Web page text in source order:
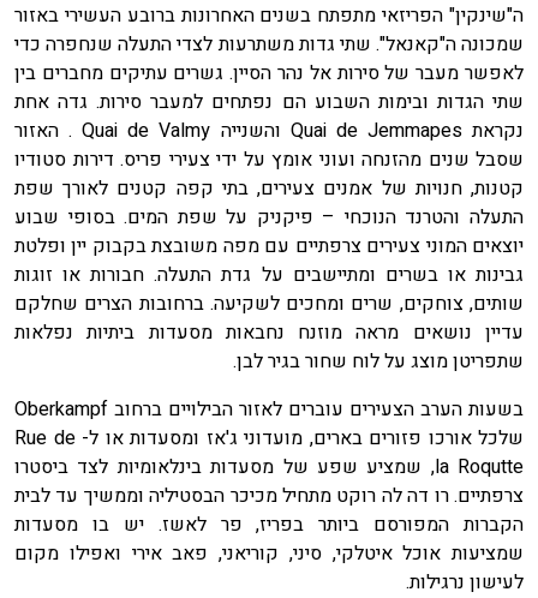
ה"שינקין" הפריזאי מתפתח בשנים האחרונות ברובע העשירי באזור
שמכונה ה"קאנאל". שתי גדות משתרעות לצדי התעלה שנחפרה כדי
לאפשר מעבר של סירות אל נהר הסיין. גשרים עתיקים מחברים בין
שתי הגדות ובימות השבוע הם נפתחים למעבר סירות. גדה אחת
נקראת Quai de Jemmapes והשנייה Quai de Valmy . האזור
שסבל שנים מהזנחה ועוני אומץ על ידי צעירי פריס. דירות סטודיו
קטנות, חנויות של אמנים צעירים, בתי קפה קטנים לאורך שפת
התעלה והטרנד הנוכחי – פיקניק על שפת המים. בסופי שבוע
יוצאים המוני צעירים צרפתיים עם מפה משובצת בקבוק יין ופלטת
גבינות או בשרים ומתיישבים על גדת התעלה. חבורות או זוגות
שותים, צוחקים, שרים ומחכים לשקיעה. ברחובות הצרים שחלקם
עדיין נושאים מראה מוזנח נחבאות מסעדות ביתיות נפלאות
שתפריטן מוצג על לוח שחור בגיר לבן.
בשעות הערב הצעירים עוברים לאזור הבילויים ברחוב Oberkampf
שלכל אורכו פזורים בארים, מועדוני ג'אז ומסעדות או ל- Rue de
la Roqutte, שמציע שפע של מסעדות בינלאומיות לצד ביסטרו
צרפתיים. רו דה לה רוקט מתחיל מכיכר הבסטיליה וממשיך עד לבית
הקברות המפורסם ביותר בפריז, פר לאשז. יש בו מסעדות
שמציעות אוכל איטלקי, סיני, קוריאני, פאב אירי ואפילו מקום
לעישון נרגילות.